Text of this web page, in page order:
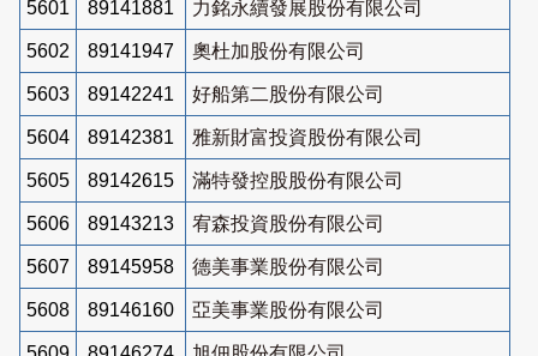
5601 89141881 力銘永續發展股份有限公司
5602 89141947 奧杜加股份有限公司
5603 89142241 好船第二股份有限公司
5604 89142381 雅新財富投資股份有限公司
5605 89142615 滿特發控股股份有限公司
5606 89143213 宥森投資股份有限公司
5607 89145958 德美事業股份有限公司
5608 89146160 亞美事業股份有限公司